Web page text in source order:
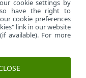
cookie settings by
have the right to
cookie preferences
link in our website
available). For more